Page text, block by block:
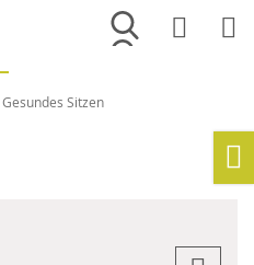
Merkliste
Gesundes Sitzen